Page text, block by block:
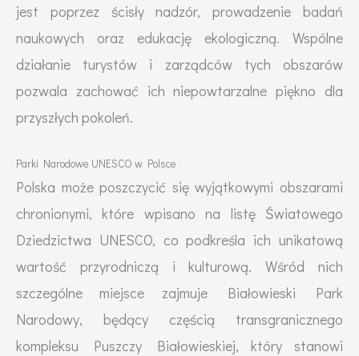
jest poprzez ścisły nadzór, prowadzenie badań
naukowych oraz edukację ekologiczną. Wspólne
działanie turystów i zarządców tych obszarów
pozwala zachować ich niepowtarzalne piękno dla
przyszłych pokoleń.
Parki Narodowe UNESCO w Polsce
Polska może poszczycić się wyjątkowymi obszarami
chronionymi, które wpisano na listę Światowego
Dziedzictwa UNESCO, co podkreśla ich unikatową
wartość przyrodniczą i kulturową. Wśród nich
szczególne miejsce zajmuje Białowieski Park
Narodowy, będący częścią transgranicznego
kompleksu Puszczy Białowieskiej, który stanowi